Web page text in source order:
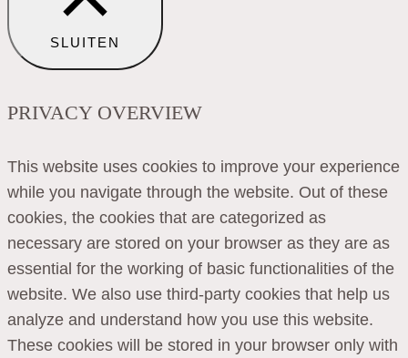
SLUITEN
PRIVACY OVERVIEW
This website uses cookies to improve your experience
while you navigate through the website. Out of these
cookies, the cookies that are categorized as
necessary are stored on your browser as they are as
essential for the working of basic functionalities of the
website. We also use third-party cookies that help us
analyze and understand how you use this website.
These cookies will be stored in your browser only with